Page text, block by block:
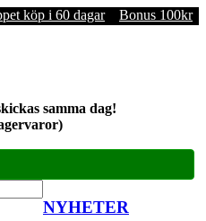
köp i 60 dagar Bonus 100kr
samma dag!
NYHETER